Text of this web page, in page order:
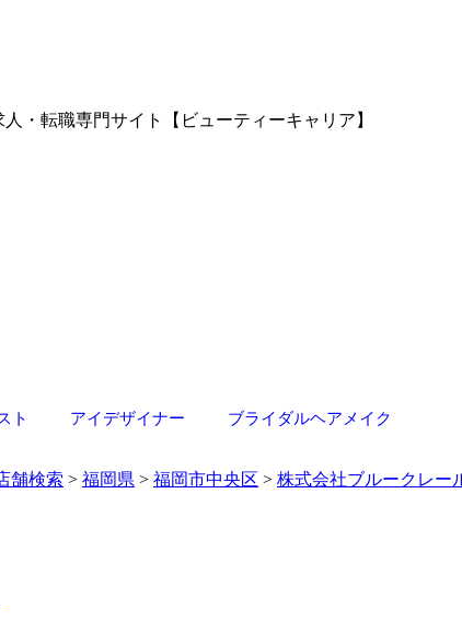
・転職専門サイト【ビューティーキャリア】
ト アイデザイナー ブライダルヘアメイク
舗検索 > 福岡県 > 福岡市中央区 > 株式会社ブルークレー